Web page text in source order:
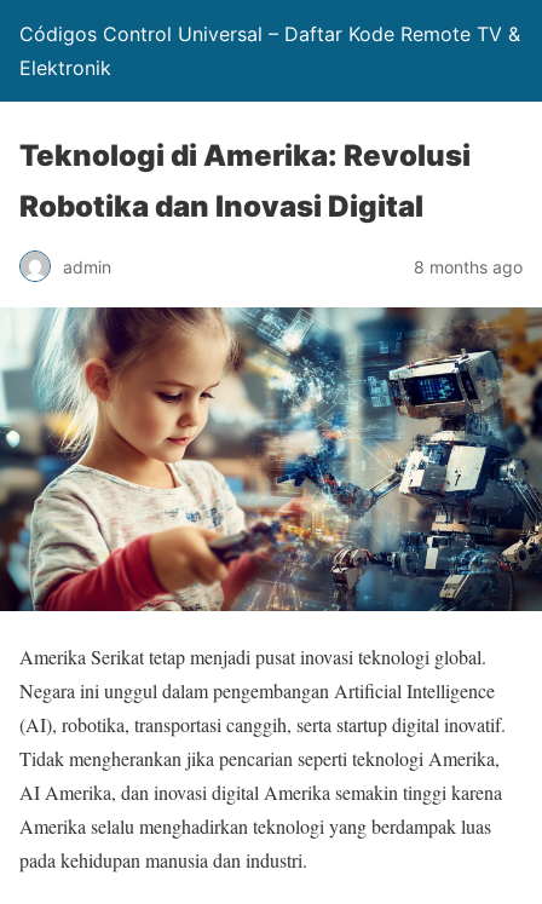
Códigos Control Universal – Daftar Kode Remote TV &
Elektronik
Teknologi di Amerika: Revolusi
Robotika dan Inovasi Digital
admin 8 months ago
Amerika Serikat tetap menjadi pusat inovasi teknologi global.
Negara ini unggul dalam pengembangan Artificial Intelligence
(AI), robotika, transportasi canggih, serta startup digital inovatif.
Tidak mengherankan jika pencarian seperti teknologi Amerika,
AI Amerika, dan inovasi digital Amerika semakin tinggi karena
Amerika selalu menghadirkan teknologi yang berdampak luas
pada kehidupan manusia dan industri.